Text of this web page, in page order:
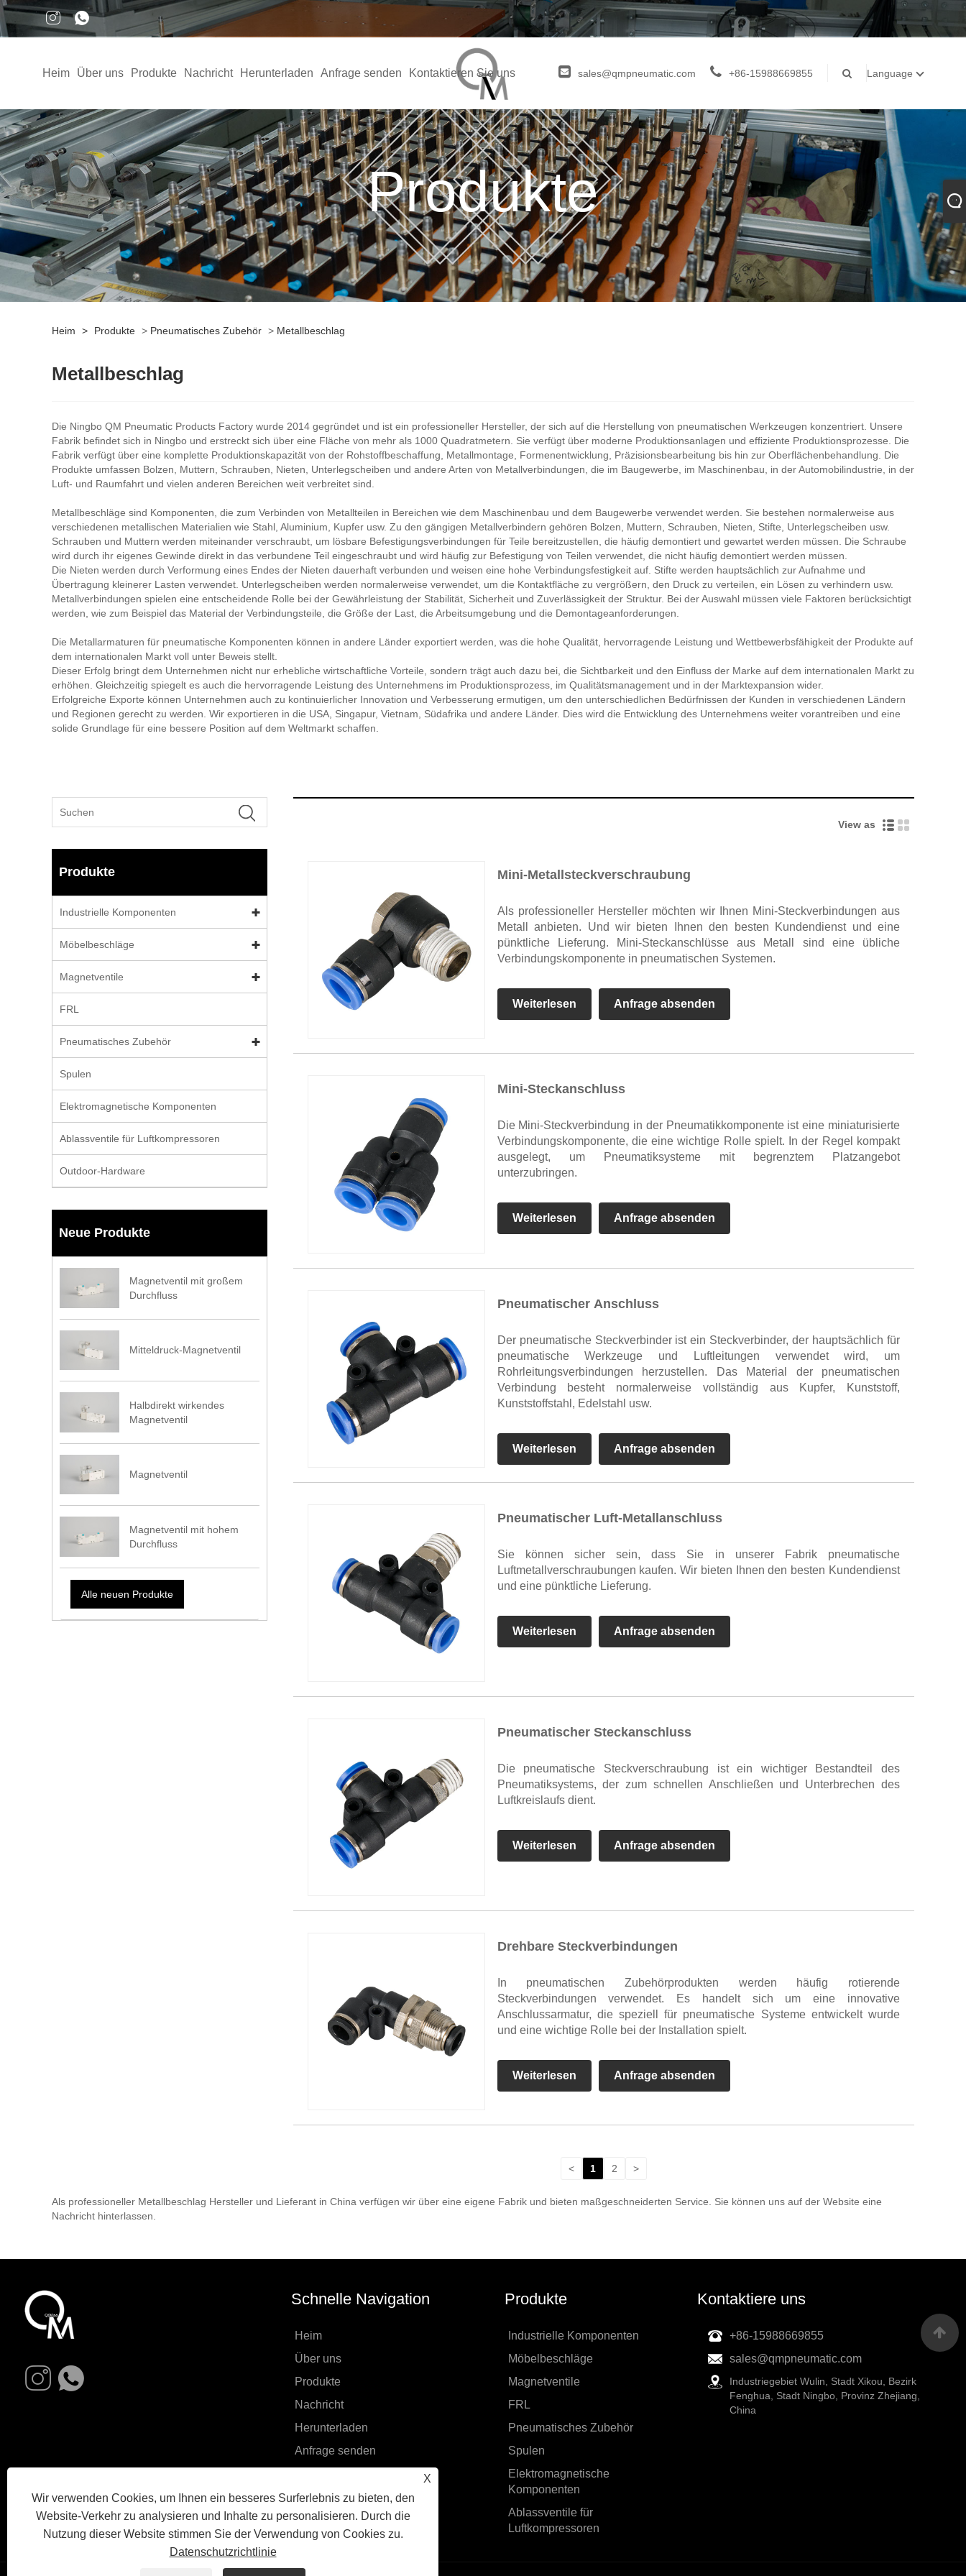
Heim Über uns Produkte Nachricht Herunterladen Anfrage senden Kontaktieren Sie uns sales@qmpneumatic.com +86-15988669855 Language
Produkte
Heim > Produkte > Pneumatisches Zubehör > Metallbeschlag
Metallbeschlag
Die Ningbo QM Pneumatic Products Factory wurde 2014 gegründet und ist ein professioneller Hersteller, der sich auf die Herstellung von pneumatischen Werkzeugen konzentriert. Unsere
Fabrik befindet sich in Ningbo und erstreckt sich über eine Fläche von mehr als 1000 Quadratmetern. Sie verfügt über moderne Produktionsanlagen und effiziente Produktionsprozesse. Die
Fabrik verfügt über eine komplette Produktionskapazität von der Rohstoffbeschaffung, Metallmontage, Formenentwicklung, Präzisionsbearbeitung bis hin zur Oberflächenbehandlung. Die
Produkte umfassen Bolzen, Muttern, Schrauben, Nieten, Unterlegscheiben und andere Arten von Metallverbindungen, die im Baugewerbe, im Maschinenbau, in der Automobilindustrie, in der
Luft- und Raumfahrt und vielen anderen Bereichen weit verbreitet sind.
Metallbeschläge sind Komponenten, die zum Verbinden von Metallteilen in Bereichen wie dem Maschinenbau und dem Baugewerbe verwendet werden. Sie bestehen normalerweise aus
verschiedenen metallischen Materialien wie Stahl, Aluminium, Kupfer usw. Zu den gängigen Metallverbindern gehören Bolzen, Muttern, Schrauben, Nieten, Stifte, Unterlegscheiben usw.
Schrauben und Muttern werden miteinander verschraubt, um lösbare Befestigungsverbindungen für Teile bereitzustellen, die häufig demontiert und gewartet werden müssen. Die Schraube
wird durch ihr eigenes Gewinde direkt in das verbundene Teil eingeschraubt und wird häufig zur Befestigung von Teilen verwendet, die nicht häufig demontiert werden müssen.
Die Nieten werden durch Verformung eines Endes der Nieten dauerhaft verbunden und weisen eine hohe Verbindungsfestigkeit auf. Stifte werden hauptsächlich zur Aufnahme und
Übertragung kleinerer Lasten verwendet. Unterlegscheiben werden normalerweise verwendet, um die Kontaktfläche zu vergrößern, den Druck zu verteilen, ein Lösen zu verhindern usw.
Metallverbindungen spielen eine entscheidende Rolle bei der Gewährleistung der Stabilität, Sicherheit und Zuverlässigkeit der Struktur. Bei der Auswahl müssen viele Faktoren berücksichtigt
werden, wie zum Beispiel das Material der Verbindungsteile, die Größe der Last, die Arbeitsumgebung und die Demontageanforderungen.
Die Metallarmaturen für pneumatische Komponenten können in andere Länder exportiert werden, was die hohe Qualität, hervorragende Leistung und Wettbewerbsfähigkeit der Produkte auf
dem internationalen Markt voll unter Beweis stellt.
Dieser Erfolg bringt dem Unternehmen nicht nur erhebliche wirtschaftliche Vorteile, sondern trägt auch dazu bei, die Sichtbarkeit und den Einfluss der Marke auf dem internationalen Markt zu
erhöhen. Gleichzeitig spiegelt es auch die hervorragende Leistung des Unternehmens im Produktionsprozess, im Qualitätsmanagement und in der Marktexpansion wider.
Erfolgreiche Exporte können Unternehmen auch zu kontinuierlicher Innovation und Verbesserung ermutigen, um den unterschiedlichen Bedürfnissen der Kunden in verschiedenen Ländern
und Regionen gerecht zu werden. Wir exportieren in die USA, Singapur, Vietnam, Südafrika und andere Länder. Dies wird die Entwicklung des Unternehmens weiter vorantreiben und eine
solide Grundlage für eine bessere Position auf dem Weltmarkt schaffen.
Produkte
Industrielle Komponenten
Möbelbeschläge
Magnetventile
FRL
Pneumatisches Zubehör
Spulen
Elektromagnetische Komponenten
Ablassventile für Luftkompressoren
Outdoor-Hardware
Neue Produkte
Magnetventil mit großem
Durchfluss
Mitteldruck-Magnetventil
Halbdirekt wirkendes
Magnetventil
Magnetventil
Magnetventil mit hohem
Durchfluss
Alle neuen Produkte
View as
Mini-Metallsteckverschraubung
Als professioneller Hersteller möchten wir Ihnen Mini-Steckverbindungen aus
Metall anbieten. Und wir bieten Ihnen den besten Kundendienst und eine
pünktliche Lieferung. Mini-Steckanschlüsse aus Metall sind eine übliche
Verbindungskomponente in pneumatischen Systemen.
Weiterlesen Anfrage absenden
Mini-Steckanschluss
Die Mini-Steckverbindung in der Pneumatikkomponente ist eine miniaturisierte
Verbindungskomponente, die eine wichtige Rolle spielt. In der Regel kompakt
ausgelegt, um Pneumatiksysteme mit begrenztem Platzangebot
unterzubringen.
Weiterlesen Anfrage absenden
Pneumatischer Anschluss
Der pneumatische Steckverbinder ist ein Steckverbinder, der hauptsächlich für
pneumatische Werkzeuge und Luftleitungen verwendet wird, um
Rohrleitungsverbindungen herzustellen. Das Material der pneumatischen
Verbindung besteht normalerweise vollständig aus Kupfer, Kunststoff,
Kunststoffstahl, Edelstahl usw.
Weiterlesen Anfrage absenden
Pneumatischer Luft-Metallanschluss
Sie können sicher sein, dass Sie in unserer Fabrik pneumatische
Luftmetallverschraubungen kaufen. Wir bieten Ihnen den besten Kundendienst
und eine pünktliche Lieferung.
Weiterlesen Anfrage absenden
Pneumatischer Steckanschluss
Die pneumatische Steckverschraubung ist ein wichtiger Bestandteil des
Pneumatiksystems, der zum schnellen Anschließen und Unterbrechen des
Luftkreislaufs dient.
Weiterlesen Anfrage absenden
Drehbare Steckverbindungen
In pneumatischen Zubehörprodukten werden häufig rotierende
Steckverbindungen verwendet. Es handelt sich um eine innovative
Anschlussarmatur, die speziell für pneumatische Systeme entwickelt wurde
und eine wichtige Rolle bei der Installation spielt.
Weiterlesen Anfrage absenden
< 1 2 >
Als professioneller Metallbeschlag Hersteller und Lieferant in China verfügen wir über eine eigene Fabrik und bieten maßgeschneiderten Service. Sie können uns auf der Website eine
Nachricht hinterlassen.
X
Wir verwenden Cookies, um Ihnen ein besseres Surferlebnis zu bieten, den
Website-Verkehr zu analysieren und Inhalte zu personalisieren. Durch die
Nutzung dieser Website stimmen Sie der Verwendung von Cookies zu.
Datenschutzrichtlinie
Schnelle Navigation
Heim
Über uns
Produkte
Nachricht
Herunterladen
Anfrage senden
Produkte
Industrielle Komponenten
Möbelbeschläge
Magnetventile
FRL
Pneumatisches Zubehör
Spulen
Elektromagnetische
Komponenten
Ablassventile für
Luftkompressoren
Kontaktiere uns
+86-15988669855
sales@qmpneumatic.com
Industriegebiet Wulin, Stadt Xikou, Bezirk
Fenghua, Stadt Ningbo, Provinz Zhejiang,
China